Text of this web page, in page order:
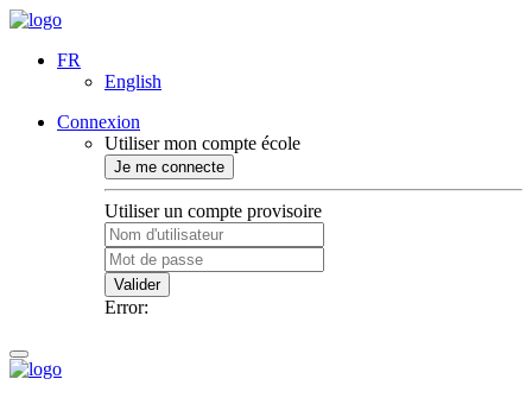
FR
English
Connexion
Utiliser mon compte école
Je me connecte
Utiliser un compte provisoire
Valider
Error: